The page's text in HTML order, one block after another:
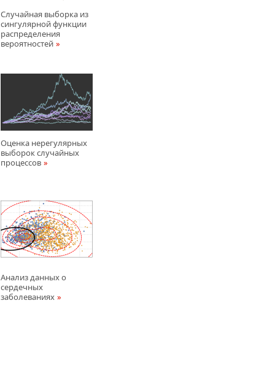
Случайная выборка из
сингулярной функции
распределения
вероятностей
Оценка нерегулярных
выборок случайных
процессов
Анализ данных о
сердечных
заболеваниях